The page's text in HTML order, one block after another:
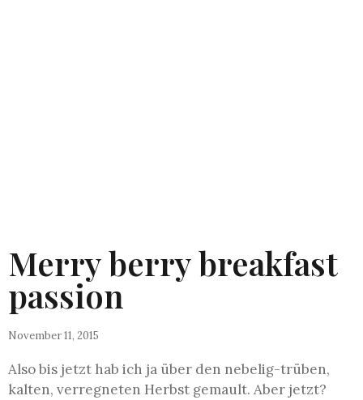
Merry berry breakfast
passion
November 11, 2015
Also bis jetzt hab ich ja über den nebelig-trüben,
kalten, verregneten Herbst gemault. Aber jetzt?